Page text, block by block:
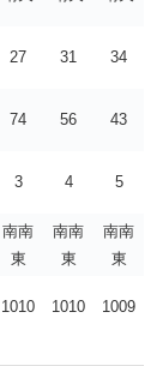
27 31 34
74 56 43
3 4 5
南南
東
南南
東
南南
東
1010 1010 1009